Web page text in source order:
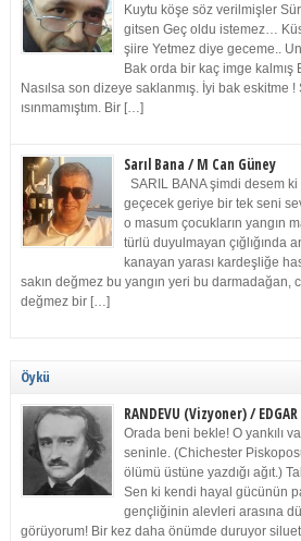
Kuytu köşe söz verilmişler
gitsen Geç oldu istemez…
şiire Yetmez diye geceme..
Bak orda bir kaç imge kalmış
Nasılsa son dizeye saklanmış. İyi bak eskitme
ısınmamıştım. Bir […]
Sarıl Bana / M Can Güney
SARIL BANA şimdi desem
geçecek geriye bir tek seni
o masum çocukların yangın
türlü duyulmayan çığlığında
kanayan yarası kardeşliğe
sakın değmez bu yangın yeri bu darmadağan,
değmez bir […]
Öykü
RANDEVU (Vizyoner) / EDGAR
Orada beni bekle! O yankılı
seninle. (Chichester
ölümü üstüne yazdığı ağıt.)
Sen ki kendi hayal gücünün
gençliğinin alevleri arasına
görüyorum! Bir kez daha önümde duruyor